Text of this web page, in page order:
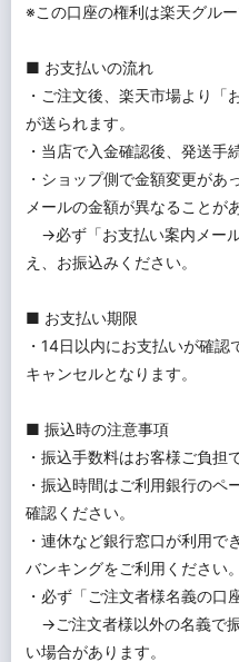
※この口座の権利は楽天グル
■ お支払いの流れ
・ご注文後、楽天市場より「
が送られます。
・当店で入金確認後、発送手
・ショップ側で金額変更があ
メールの金額が異なることが
→必ず「お支払い案内メー
え、お振込みください。
■ お支払い期限
・14日以内にお支払いが確
キャンセルとなります。
■ 振込時の注意事項
・振込手数料はお客様ご負担
・振込時間はご利用銀行のペ
確認ください。
・連休など銀行窓口が利用で
バンキングをご利用ください。
・必ず「ご注文者様名義の口
→ご注文者様以外の名義で
い場合があります。